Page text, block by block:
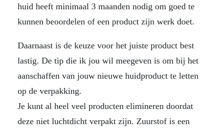
huid heeft minimaal 3 maanden nodig om goed te
kunnen beoordelen of een product zijn werk doet.
Daarnaast is de keuze voor het juiste product best
lastig. De tip die ik jou wil meegeven is om bij het
aanschaffen van jouw nieuwe huidproduct te letten
op de verpakking.
Je kunt al heel veel producten elimineren doordat
deze niet luchtdicht verpakt zijn. Zuurstof is een